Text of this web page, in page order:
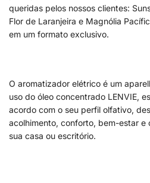
queridas pelos nossos clientes:
Flor de Laranjeira e Magnólia
em um formato exclusivo.
O aromatizador elétrico é um
uso do óleo concentrado LENVIE,
acordo com o seu perfil olfativo,
acolhimento, conforto, bem-estar e
sua casa ou escritório.